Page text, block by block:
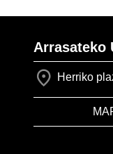
Arrasateko
Herriko